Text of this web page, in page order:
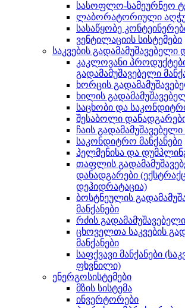
სასოფლო-სამეურნეო
ლაბორატორიული
სასაწყობე
ვენტილაციის სისტემები
საკვების გადამამუშავებელი
კაკლოვანი
გადამამუშავებელი
ხორცის
ხილის
საცხობი და
შესაბოლი
ჩაის გადამამუშავებელი
საკონდიტრო მანქანები
პელმენისა და
თაფლის
დანადგარები
დეჰიდრატაცია)
ბოსტნეულის
მანქანები
რძის გადამამუშავებელი
ცხოველთა საკვების
მანქანები
საფქვავი მანქანები
ფხვნილი)
ენერგოსისტემები
მზის სისტემა
ინვერტორები